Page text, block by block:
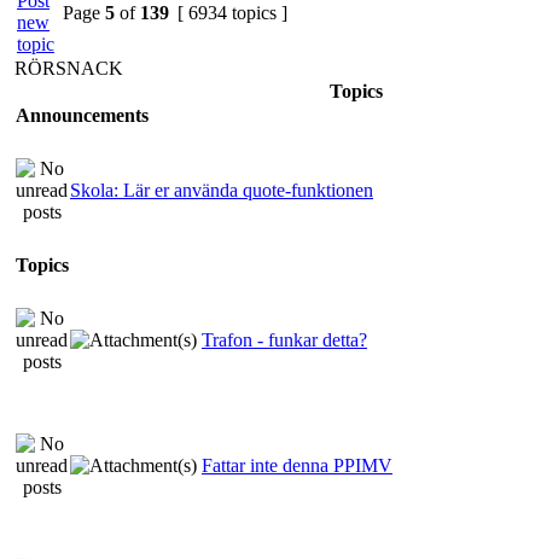
Page 5 of 139 [ 6934 topics ]
RÖRSNACK
Topics
Announcements
Skola: Lär er använda quote-funktionen
Topics
Trafon - funkar detta?
Fattar inte denna PPIMV